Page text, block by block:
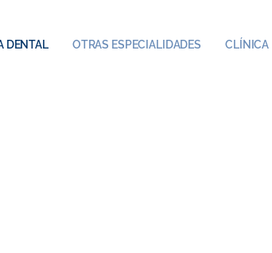
DENTAL OTRAS ESPECIALIDADES CLÍNICA